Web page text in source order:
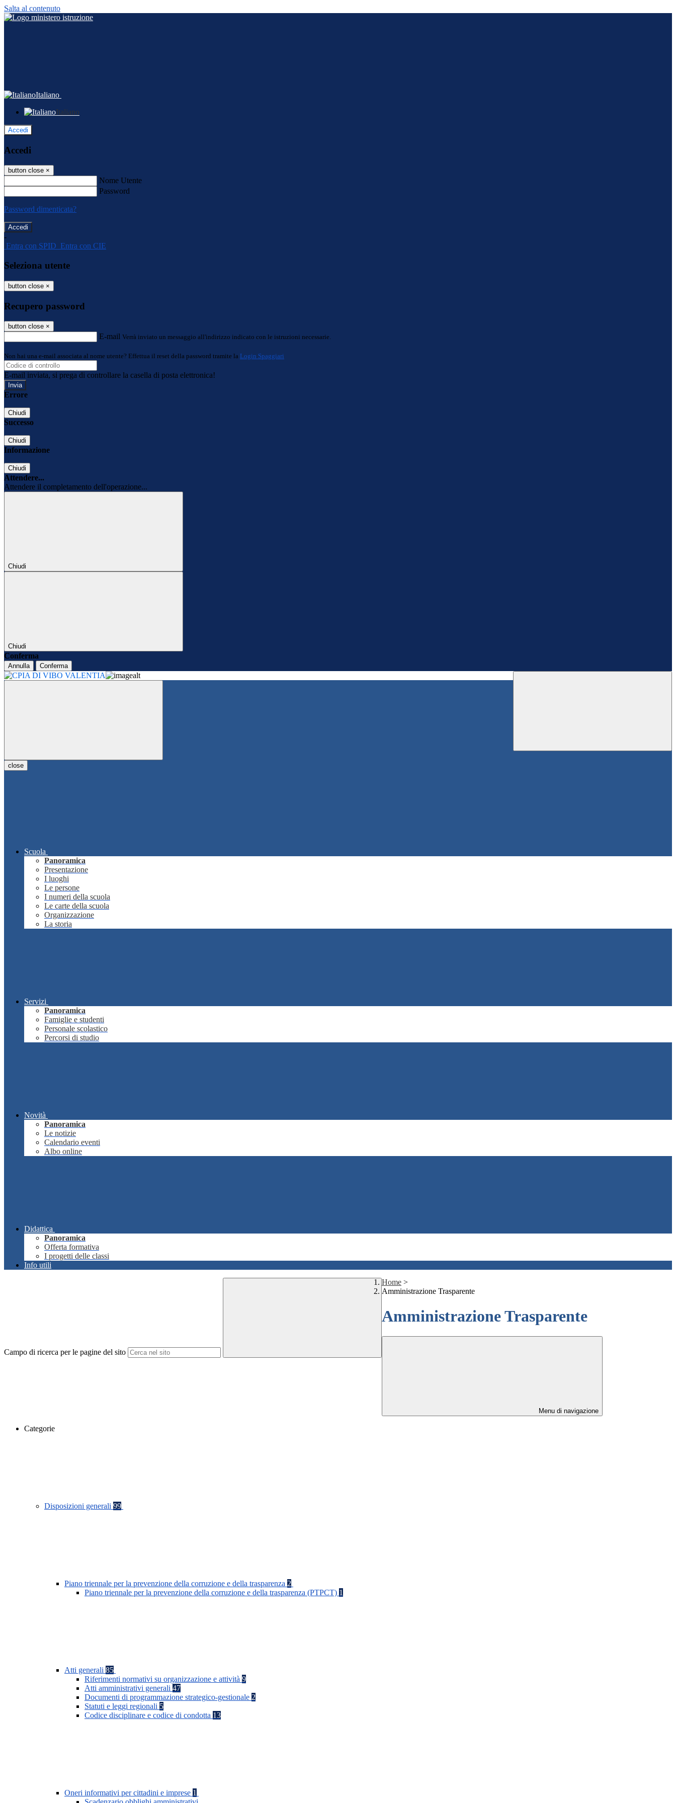
Salta al contenuto
Italiano
Italiano
Accedi
Accedi
button close ×
Nome Utente
Password
Password dimenticata?
-
Entra con SPID Entra con CIE
Seleziona utente
button close ×
Recupero password
button close ×
E-mail Verrà inviato un messaggio all'indirizzo indicato con le istruzioni necessarie.
Non hai una e-mail associata al nome utente? Effettua il reset della password tramite la Login Spaggiari
E-mail inviata, si prega di controllare la casella di posta elettronica!
Errore
Chiudi
Successo
Chiudi
Informazione
Chiudi
Attendere...
Attendere il completamento dell'operazione...
Chiudi
Chiudi
Conferma
Annulla Conferma
close
Scuola
Panoramica
Presentazione
I luoghi
Le persone
I numeri della scuola
Le carte della scuola
Organizzazione
La storia
Servizi
Panoramica
Famiglie e studenti
Personale scolastico
Percorsi di studio
Novità
Panoramica
Le notizie
Calendario eventi
Albo online
Didattica
Panoramica
Offerta formativa
I progetti delle classi
Info utili
Campo di ricerca per le pagine del sito
Home >
Amministrazione Trasparente
Amministrazione Trasparente
Menu di navigazione
Categorie
Disposizioni generali 99
Piano triennale per la prevenzione della corruzione e della trasparenza 2
Piano triennale per la prevenzione della corruzione e della trasparenza (PTPCT) 1
Atti generali 85
Riferimenti normativi su organizzazione e attività 9
Atti amministrativi generali 47
Documenti di programmazione strategico-gestionale 2
Statuti e leggi regionali 5
Codice disciplinare e codice di condotta 13
Oneri informativi per cittadini e imprese 1